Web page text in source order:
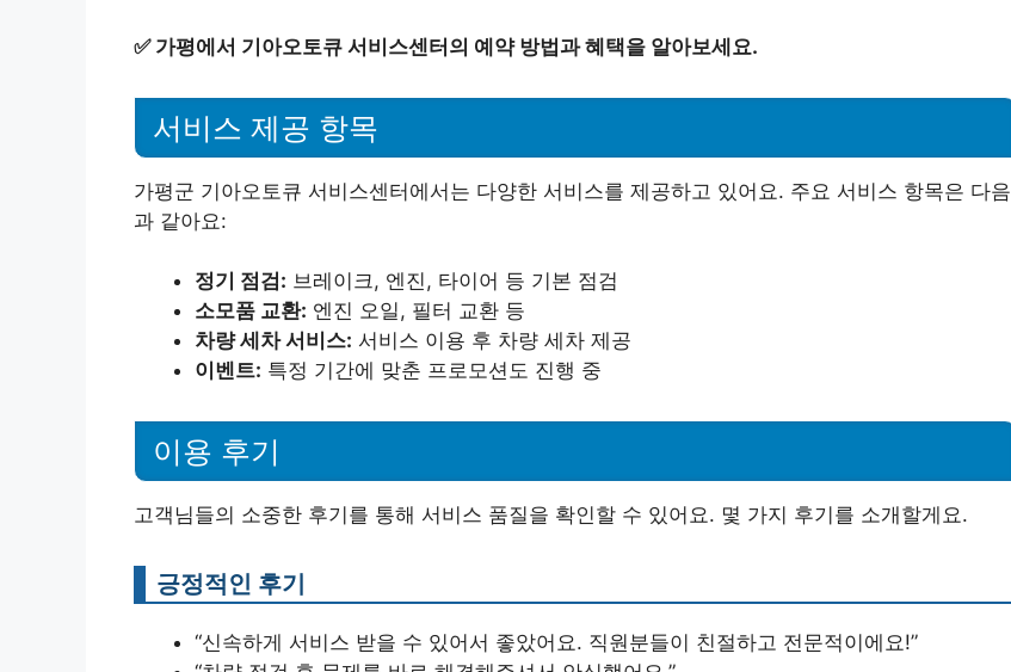
✅ 가평에서 기아오토큐 서비스센터의 예약 방법과 혜택을 알아보세요.
서비스 제공 항목
가평군 기아오토큐 서비스센터에서는 다양한 서비스를 제공하고 있어요. 주요 서비스 항목은 다음
과 같아요:
정기 점검: 브레이크, 엔진, 타이어 등 기본 점검
소모품 교환: 엔진 오일, 필터 교환 등
차량 세차 서비스: 서비스 이용 후 차량 세차 제공
이벤트: 특정 기간에 맞춘 프로모션도 진행 중
이용 후기
고객님들의 소중한 후기를 통해 서비스 품질을 확인할 수 있어요. 몇 가지 후기를 소개할게요.
긍정적인 후기
“신속하게 서비스 받을 수 있어서 좋았어요. 직원분들이 친절하고 전문적이에요!”